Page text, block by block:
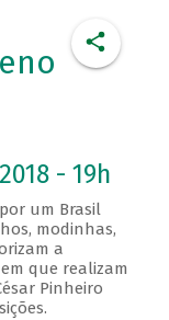
- 19h
um Brasil
modinhas,
a
que realizam
Pinheiro